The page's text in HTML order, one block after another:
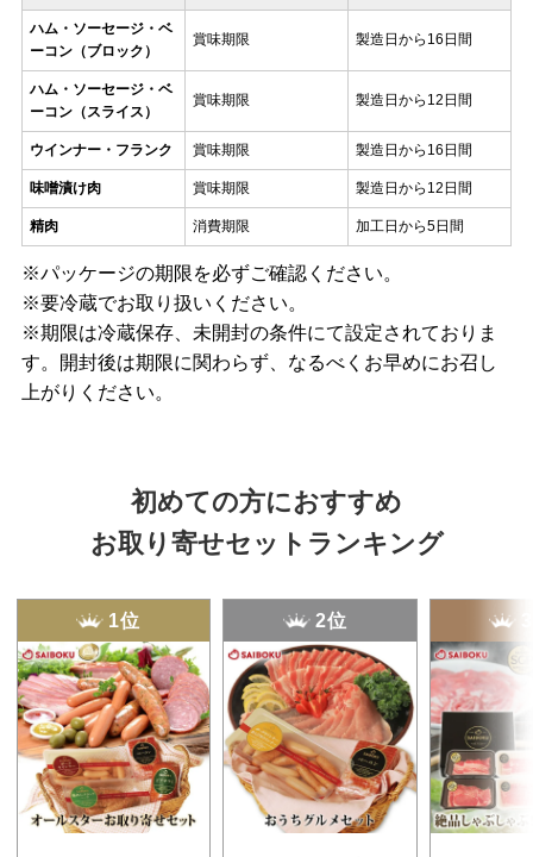
ハム・ソーセージ・ベ
ーコン（ブロック）
賞味期限 製造日から16日間
ハム・ソーセージ・ベ
ーコン（スライス）
賞味期限 製造日から12日間
ウインナー・フランク 賞味期限 製造日から16日間
味噌漬け肉 賞味期限 製造日から12日間
精肉 消費期限 加工日から5日間
※パッケージの期限を必ずご確認ください。
※要冷蔵でお取り扱いください。
※期限は冷蔵保存、未開封の条件にて設定されておりま
す。開封後は期限に関わらず、なるべくお早めにお召し
上がりください。
初めての方におすすめ
お取り寄せセットランキング
1位 2位